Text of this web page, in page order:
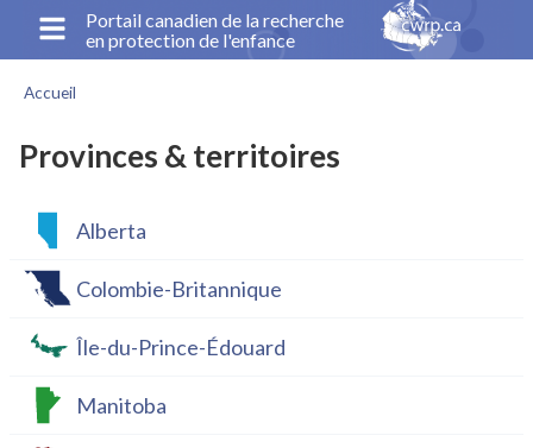
principal
Portail canadien de la recherche
en protection de l'enfance
d'Ariane
Accueil
Provinces & territoires
Alberta
Colombie-Britannique
Île-du-Prince-Édouard
Manitoba